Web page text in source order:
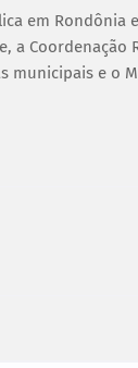
em Rondônia
a Coordenação
municipais e o